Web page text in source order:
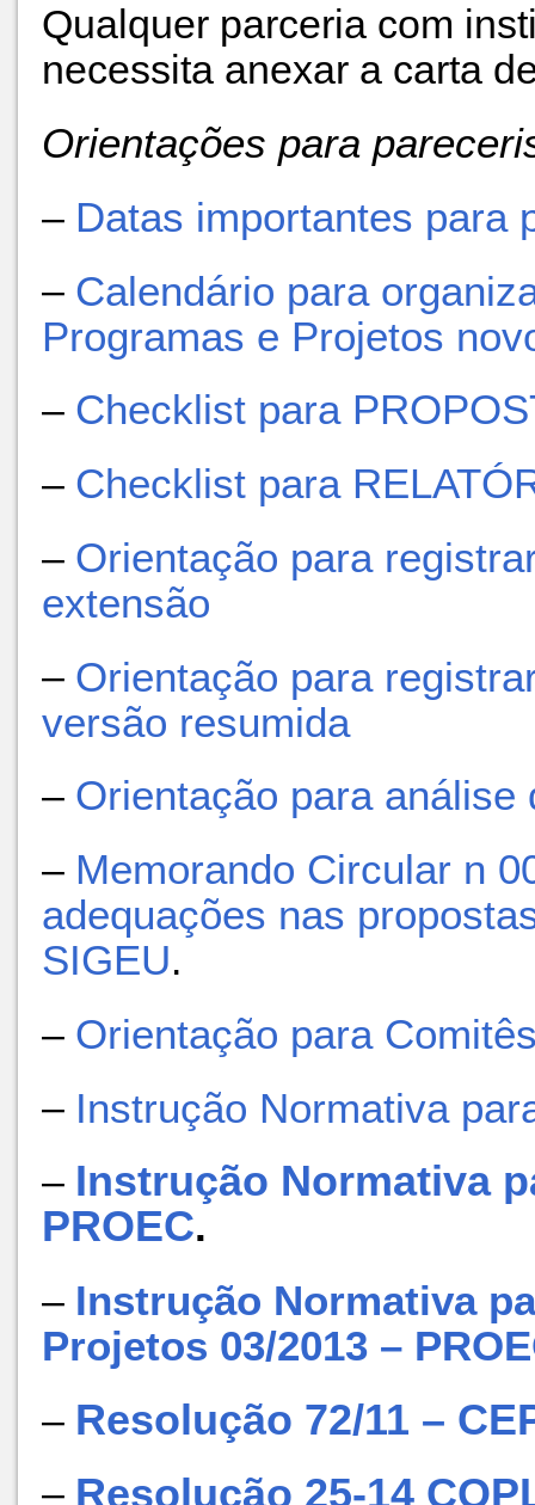
Qualquer parceria com
necessita anexar a carta
Orientações para
– Datas importantes para
– Calendário para
Programas e Projetos
– Checklist para
– Checklist para
– Orientação para
extensão
– Orientação para
versão resumida
– Orientação para
– Memorando Circular n
adequações nas
SIGEU.
– Orientação para
– Instrução Normativa
– Instrução Normativa
PROEC.
– Instrução Normativa
Projetos 03/2013 –
– Resolução 72/11 –
– Resolução 25-14